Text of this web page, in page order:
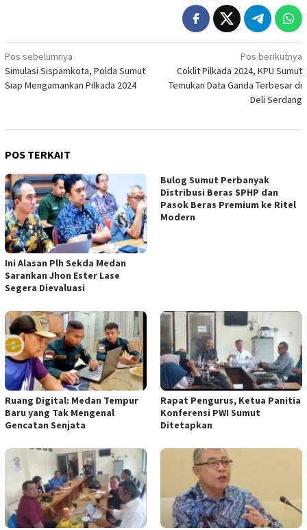
Navigasi
pos
Pos sebelumnya
Simulasi Sispamkota, Polda Sumut
Siap Mengamankan Pilkada 2024
Pos berikutnya
Coklit Pilkada 2024, KPU Sumut
Temukan Data Ganda Terbesar di
Deli Serdang
POS TERKAIT
Ini Alasan Plh Sekda Medan
Sarankan Jhon Ester Lase
Segera Dievaluasi
Bulog Sumut Perbanyak
Distribusi Beras SPHP dan
Pasok Beras Premium ke Ritel
Modern
Ruang Digital: Medan Tempur
Baru yang Tak Mengenal
Gencatan Senjata
Rapat Pengurus, Ketua Panitia
Konferensi PWI Sumut
Ditetapkan